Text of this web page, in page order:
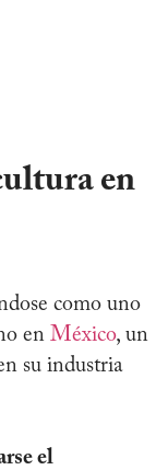
en
como uno
en México, un
su industria
el